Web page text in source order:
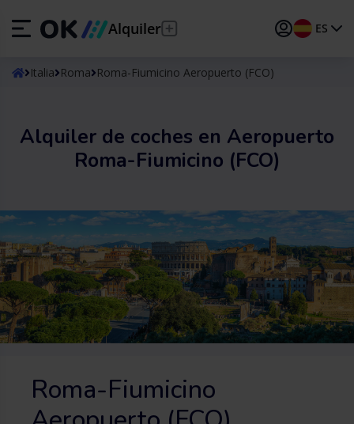
Alquiler ES
ESEspañol
DE Deutsch
Français
PT
TRTürkçe
Italia Roma Roma-Fiumicino Aeropuerto (FCO)
Alquiler de coches en Aeropuerto
Roma-Fiumicino (FCO)
Roma-Fiumicino